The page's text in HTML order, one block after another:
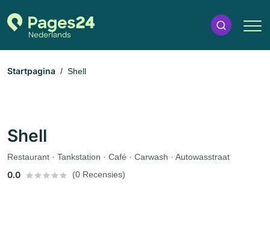
Startpagina Shell
Shell
Restaurant · Tankstation · Café · Carwash · Autowasstraat
0.0 (0 Recensies)